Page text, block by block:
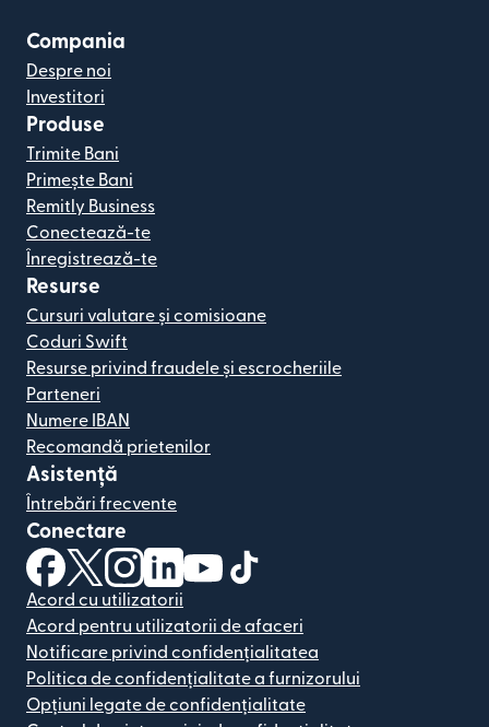
Compania
Despre noi
Investitori
Produse
Trimite Bani
Primește Bani
Remitly Business
Conectează-te
Înregistrează-te
Resurse
Cursuri valutare și comisioane
Coduri Swift
Resurse privind fraudele și escrocheriile
Parteneri
Numere IBAN
Recomandă prietenilor
Asistență
Întrebări frecvente
Conectare
(se deschide într-o fereastră nouă)
(se deschide într-o fereastră nouă)
(se deschide într-o fereastră nouă)
(se deschide într-o fereastră nouă)
(se deschide într-o fereastră
Acord cu utilizatorii
Acord pentru utilizatorii de afaceri
Notificare privind confidențialitatea
Politica de confidențialitate a furnizorului
Opțiuni legate de confidențialitate